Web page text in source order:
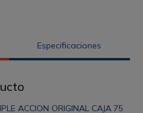
Especificaciones
ACCION ORIGINAL CAJA 75